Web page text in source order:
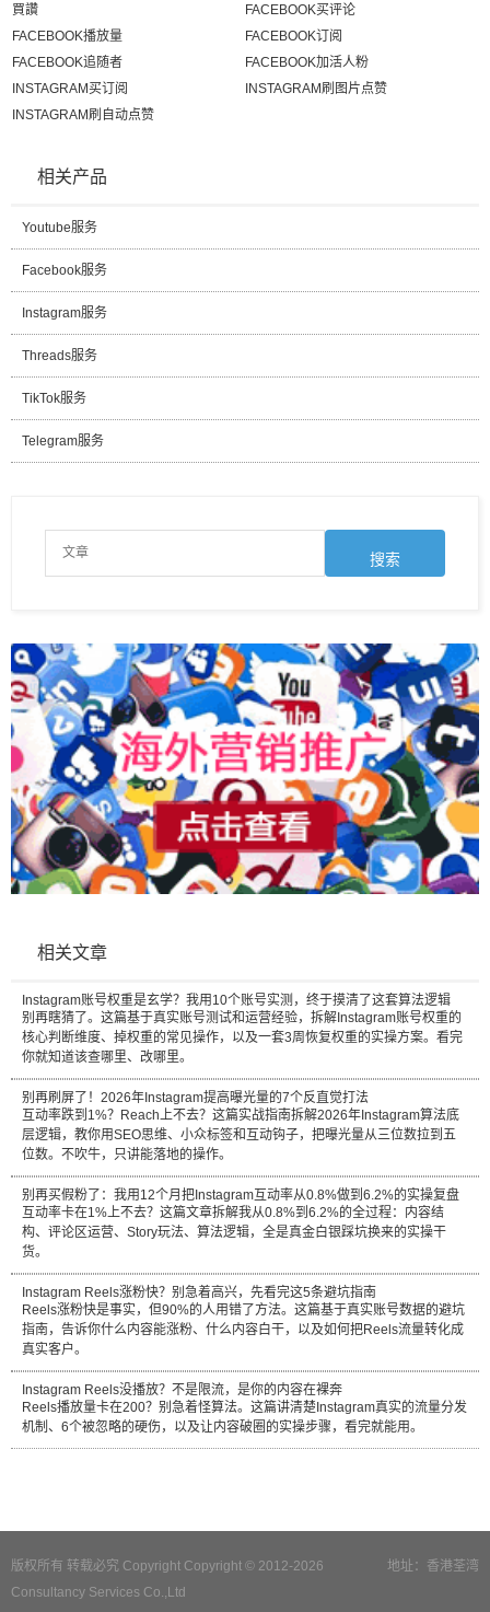
買讚
FACEBOOK买评论
FACEBOOK播放量
FACEBOOK订阅
FACEBOOK追随者
FACEBOOK加活人粉
INSTAGRAM买订阅
INSTAGRAM刷图片点赞
INSTAGRAM刷自动点赞
相关产品
Youtube服务
Facebook服务
Instagram服务
Threads服务
TikTok服务
Telegram服务
相关文章
Instagram账号权重是玄学？我用10个账号实测，终于摸清了这套算法逻辑
别再瞎猜了。这篇基于真实账号测试和运营经验，拆解Instagram账号权重的
核心判断维度、掉权重的常见操作，以及一套3周恢复权重的实操方案。看完
你就知道该查哪里、改哪里。
别再刷屏了！2026年Instagram提高曝光量的7个反直觉打法
互动率跌到1%？Reach上不去？这篇实战指南拆解2026年Instagram算法底
层逻辑，教你用SEO思维、小众标签和互动钩子，把曝光量从三位数拉到五
位数。不吹牛，只讲能落地的操作。
别再买假粉了：我用12个月把Instagram互动率从0.8%做到6.2%的实操复盘
互动率卡在1%上不去？这篇文章拆解我从0.8%到6.2%的全过程：内容结
构、评论区运营、Story玩法、算法逻辑，全是真金白银踩坑换来的实操干
货。
Instagram Reels涨粉快？别急着高兴，先看完这5条避坑指南
Reels涨粉快是事实，但90%的人用错了方法。这篇基于真实账号数据的避坑
指南，告诉你什么内容能涨粉、什么内容白干，以及如何把Reels流量转化成
真实客户。
Instagram Reels没播放？不是限流，是你的内容在裸奔
Reels播放量卡在200？别急着怪算法。这篇讲清楚Instagram真实的流量分发
机制、6个被忽略的硬伤，以及让内容破圈的实操步骤，看完就能用。
地址：香港荃湾
版权所有 转载必究 Copyright Copyright © 2012-2026
Consultancy Services Co.,Ltd